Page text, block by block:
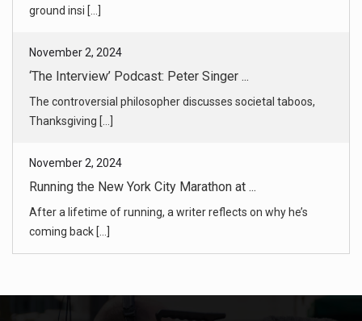
Thanksgiving [...]
November 2, 2024
Running the New York City Marathon at ...
After a lifetime of running, a writer reflects on why he’s
coming back [...]
November 2, 2024
NYC Marathon Guide 2024: The Route, St ...
Everything you need to know about Sunday’s five-borough
race. [...]
In Mexico, Archaeologists Spot a Maya ...